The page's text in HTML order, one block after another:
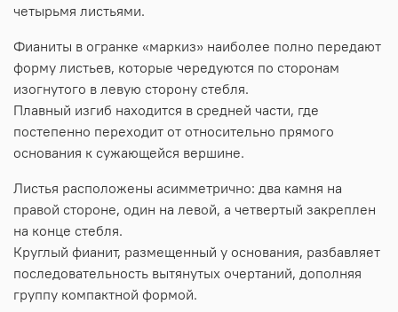
четырьмя листьями.
Фианиты в огранке «маркиз» наиболее полно передают
форму листьев, которые чередуются по сторонам
изогнутого в левую сторону стебля.
Плавный изгиб находится в средней части, где
постепенно переходит от относительно прямого
основания к сужающейся вершине.
Листья расположены асимметрично: два камня на
правой стороне, один на левой, а четвертый закреплен
на конце стебля.
Круглый фианит, размещенный у основания, разбавляет
последовательность вытянутых очертаний, дополняя
группу компактной формой.